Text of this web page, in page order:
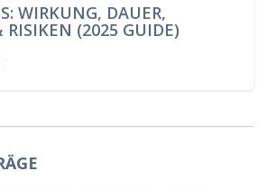
WIRKUNG, DAUER,
RISIKEN (2025 GUIDE)